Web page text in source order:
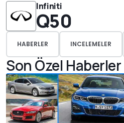
Infiniti
Q50
HABERLER INCELEMELER
Son Özel